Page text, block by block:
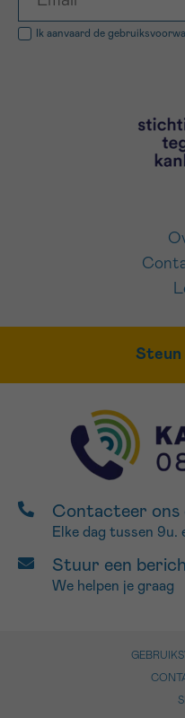
Ik aanvaard de
Steun
Contacteer ons
Elke dag tussen 9u.
Stuur een
We helpen je graag